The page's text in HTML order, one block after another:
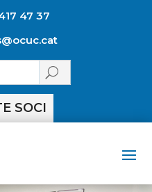
47 37
SOCI